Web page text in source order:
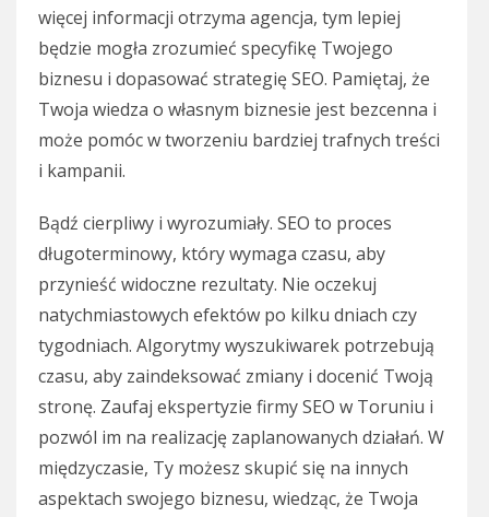
więcej informacji otrzyma agencja, tym lepiej
będzie mogła zrozumieć specyfikę Twojego
biznesu i dopasować strategię SEO. Pamiętaj, że
Twoja wiedza o własnym biznesie jest bezcenna i
może pomóc w tworzeniu bardziej trafnych treści
i kampanii.
Bądź cierpliwy i wyrozumiały. SEO to proces
długoterminowy, który wymaga czasu, aby
przynieść widoczne rezultaty. Nie oczekuj
natychmiastowych efektów po kilku dniach czy
tygodniach. Algorytmy wyszukiwarek potrzebują
czasu, aby zaindeksować zmiany i docenić Twoją
stronę. Zaufaj ekspertyzie firmy SEO w Toruniu i
pozwól im na realizację zaplanowanych działań. W
międzyczasie, Ty możesz skupić się na innych
aspektach swojego biznesu, wiedząc, że Twoja